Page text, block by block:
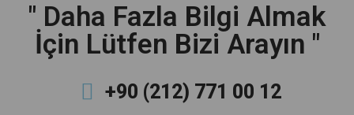
" Daha Fazla Bilgi Almak
İçin Lütfen Bizi Arayın "
+90 (212) 771 00 12